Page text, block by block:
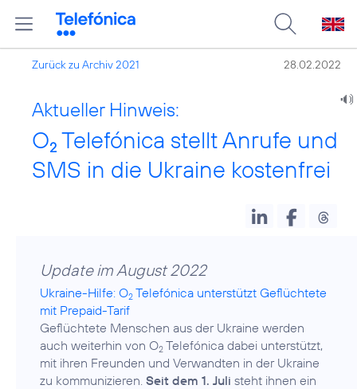
Zurück zu Archiv 2021 28.02.2022
Aktueller Hinweis:
O2 Telefónica stellt Anrufe und
SMS in die Ukraine kostenfrei
Update im August 2022
Ukraine-Hilfe: O2 Telefónica unterstützt Geflüchtete
mit Prepaid-Tarif
Geflüchtete Menschen aus der Ukraine werden
auch weiterhin von O2 Telefónica dabei unterstützt,
mit ihren Freunden und Verwandten in der Ukraine
zu kommunizieren. Seit dem 1. Juli steht ihnen ein